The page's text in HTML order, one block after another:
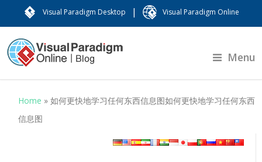
Visual Paradigm Desktop | Visual Paradigm Online
Menu
Home »如何更快地学习任何东西信息图如何更快地学习任何东西
信息图